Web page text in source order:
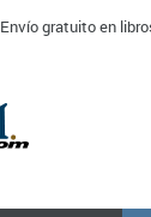
Envío gratuito en